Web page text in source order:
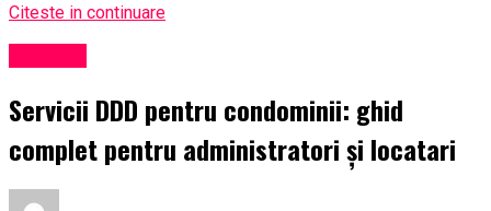
Citeste in continuare
Servicii DDD pentru condominii: ghid
complet pentru administratori și locatari